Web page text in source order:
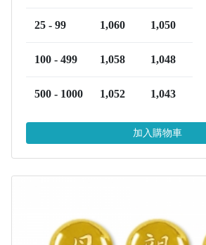
25 - 99 1,060 1,050
100 - 499 1,058 1,048
500 - 1000 1,052 1,043
加入購物車